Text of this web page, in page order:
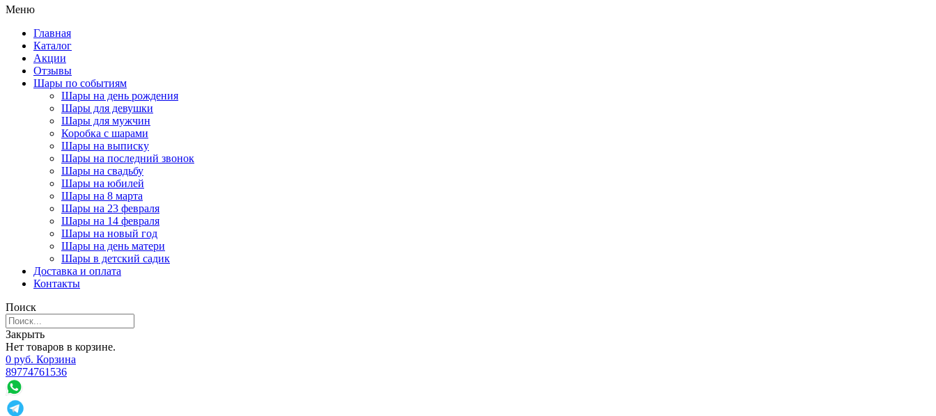
Меню
Главная
Каталог
Акции
Отзывы
Шары по событиям
Шары на день рождения
Шары для девушки
Шары для мужчин
Коробка с шарами
Шары на выписку
Шары на последний звонок
Шары на свадьбу
Шары на юбилей
Шары на 8 марта
Шары на 23 февраля
Шары на 14 февраля
Шары на новый год
Шары на день матери
Шары в детский садик
Доставка и оплата
Контакты
Поиск
Закрыть
Нет товаров в корзине.
0 руб. Корзина
89774761536